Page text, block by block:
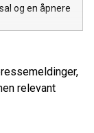
og en åpnere
relevant